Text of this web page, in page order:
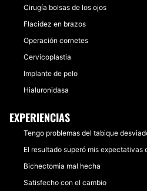
Cirugía bolsas de los ojos
Flacidez en brazos
Operación cornetes
Cervicoplastia
Implante de pelo
Hialuronidasa
EXPERIENCIAS
Tengo problemas del tabique
El resultado superó mis expectativas
Bichectomia mal hecha
Satisfecho con el cambio